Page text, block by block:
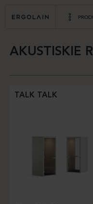
AKUSTISKIE
TALK TALK